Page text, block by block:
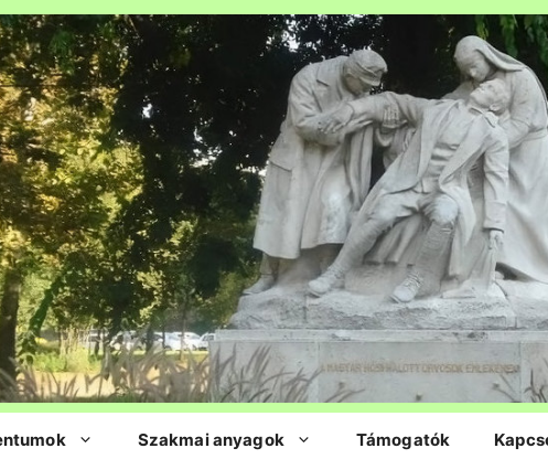
Szakmai anyagok Támogatók